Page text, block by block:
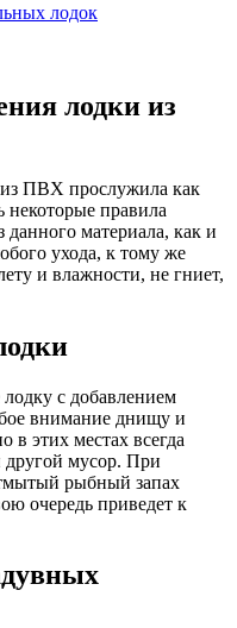
лодок
лодки из
ПВХ прослужила как
правила
материала, как и
ухода, к тому же
и влажности, не гниет,
с добавлением
внимание днищу и
в этих местах всегда
другой мусор. При
рыбный запах
очередь приведет к